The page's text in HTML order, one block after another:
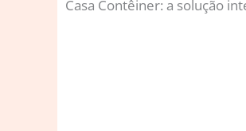
Casa Contêiner: a solução